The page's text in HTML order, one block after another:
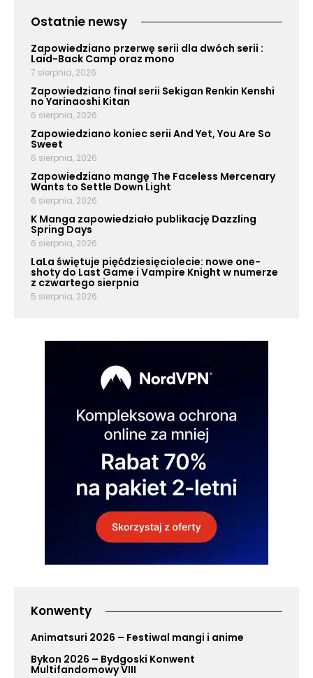
Ostatnie newsy
Zapowiedziano przerwę serii dla dwóch serii :
Laid-Back Camp oraz mono
7 sierpnia, 2026
Zapowiedziano finał serii Sekigan Renkin Kenshi
no Yarinaoshi Kitan
6 sierpnia, 2026
Zapowiedziano koniec serii And Yet, You Are So
Sweet
6 sierpnia, 2026
Zapowiedziano mangę The Faceless Mercenary
Wants to Settle Down Light
6 sierpnia, 2026
K Manga zapowiedziało publikację Dazzling
Spring Days
6 sierpnia, 2026
LaLa świętuje pięćdziesięciolecie: nowe one-
shoty do Last Game i Vampire Knight w numerze
z czwartego sierpnia
5 sierpnia, 2026
Konwenty
Animatsuri 2026 – Festiwal mangi i anime
Bykon 2026 – Bydgoski Konwent
Multifandomowy VIII